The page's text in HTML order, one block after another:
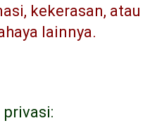
kekerasan, atau
lainnya.
privasi: